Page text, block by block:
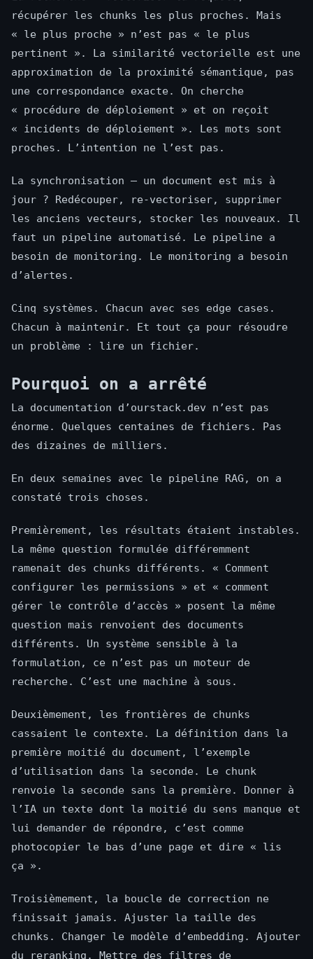
récupérer les chunks les plus proches. Mais
« le plus proche » n’est pas « le plus
pertinent ». La similarité vectorielle est une
approximation de la proximité sémantique, pas
une correspondance exacte. On cherche
« procédure de déploiement » et on reçoit
« incidents de déploiement ». Les mots sont
proches. L’intention ne l’est pas.
La synchronisation — un document est mis à
jour ? Redécouper, re-vectoriser, supprimer
les anciens vecteurs, stocker les nouveaux. Il
faut un pipeline automatisé. Le pipeline a
besoin de monitoring. Le monitoring a besoin
d’alertes.
Cinq systèmes. Chacun avec ses edge cases.
Chacun à maintenir. Et tout ça pour résoudre
un problème : lire un fichier.
Pourquoi on a arrêté
La documentation d’ourstack.dev n’est pas
énorme. Quelques centaines de fichiers. Pas
des dizaines de milliers.
En deux semaines avec le pipeline RAG, on a
constaté trois choses.
Premièrement, les résultats étaient instables.
La même question formulée différemment
ramenait des chunks différents. « Comment
configurer les permissions » et « comment
gérer le contrôle d’accès » posent la même
question mais renvoient des documents
différents. Un système sensible à la
formulation, ce n’est pas un moteur de
recherche. C’est une machine à sous.
Deuxièmement, les frontières de chunks
cassaient le contexte. La définition dans la
première moitié du document, l’exemple
d’utilisation dans la seconde. Le chunk
renvoie la seconde sans la première. Donner à
l’IA un texte dont la moitié du sens manque et
lui demander de répondre, c’est comme
photocopier le bas d’une page et dire « lis
ça ».
Troisièmement, la boucle de correction ne
finissait jamais. Ajuster la taille des
chunks. Changer le modèle d’embedding. Ajouter
du reranking. Mettre des filtres de